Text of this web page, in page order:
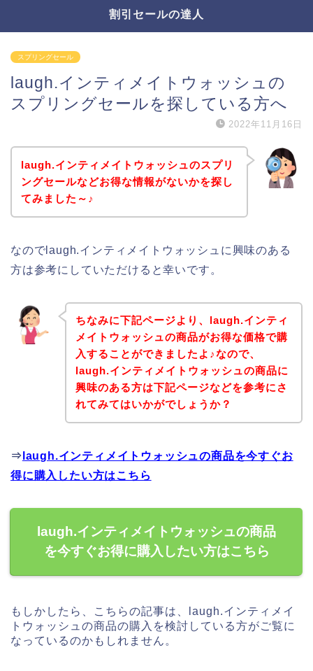
割引セールの達人
スプリングセール
laugh.インティメイトウォッシュの
スプリングセールを探している方へ
2022年11月16日
laugh.インティメイトウォッシュのスプリ
ングセールなどお得な情報がないかを探し
てみました～♪
なのでlaugh.インティメイトウォッシュに興味のある
方は参考にしていただけると幸いです。
ちなみに下記ページより、laugh.インティ
メイトウォッシュの商品がお得な価格で購
入することができましたよ♪なので、
laugh.インティメイトウォッシュの商品に
興味のある方は下記ページなどを参考にさ
れてみてはいかがでしょうか？
⇒ laugh.インティメイトウォッシュの商品を今すぐお
得に購入したい方はこちら
laugh.インティメイトウォッシュの商品
を今すぐお得に購入したい方はこちら
もしかしたら、こちらの記事は、laugh.インティメイ
トウォッシュの商品の購入を検討している方がご覧に
なっているのかもしれません。